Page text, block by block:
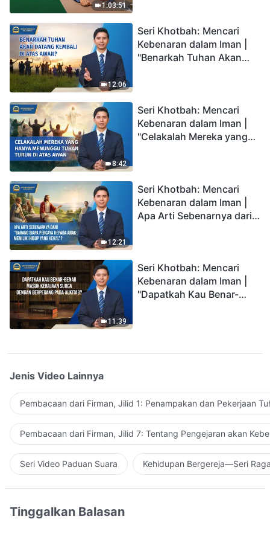
1:03:51
12:06
Seri Khotbah: Mencari
Kebenaran dalam Iman |
"Benarkah Tuhan Akan
8:42
Seri Khotbah: Mencari
Kebenaran dalam Iman |
"Celakalah Mereka yang
12:21
Seri Khotbah: Mencari
Kebenaran dalam Iman |
Apa Arti Sebenarnya dari
11:39
Seri Khotbah: Mencari
Kebenaran dalam Iman |
"Dapatkah Kau Benar-
Jenis Video Lainnya
Pembacaan dari Firman, Jilid 1: Penampakan dan Pekerjaan
Pembacaan dari Firman, Jilid 7: Tentang Pengejaran akan
Seri Video Paduan Suara Kehidupan Bergereja—Seri
Tinggalkan Balasan